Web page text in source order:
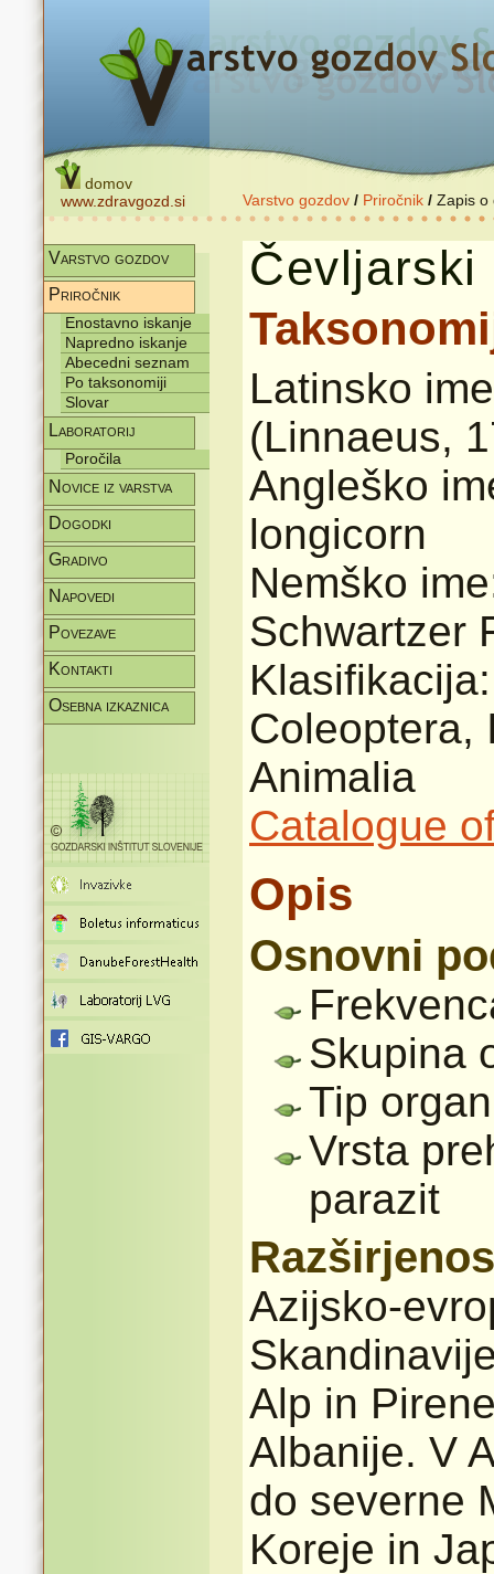
domov
www.zdravgozd.si
Varstvo gozdov / Priročnik / Zapis o
Varstvo gozdov
Priročnik
Enostavno iskanje
Napredno iskanje
Abecedni seznam
Po taksonomiji
Slovar
Laboratorij
Poročila
Novice iz varstva
Dogodki
Gradivo
Napovedi
Povezave
Kontakti
Osebna izkaznica
Čevljarski
Latinsko
(Linnaeus,
Angleško
longicorn
Nemško
Schwartzer
Coleoptera,
Animalia
Catalogue
Opis
Osnovni
Skupina
Tip
Vrsta
parazit
Azijsko-
Alp in
Albanije. V
do severne
Koreje in